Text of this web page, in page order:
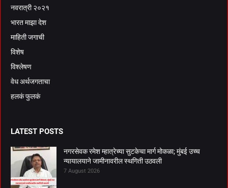
नवरात्री २०२१
भारत माझा देश
माहिती जगाची
विशेष
विश्लेषण
वेध अर्थजगताचा
हलकं फुलकं
LATEST POSTS
नगरसेवक रमेश म्हात्रेच्या सुटकेचा मार्ग मोकळा; मुंबई उच्च
न्यायालयाने जामीनावरील स्थगिती उठवली
7 August 2026